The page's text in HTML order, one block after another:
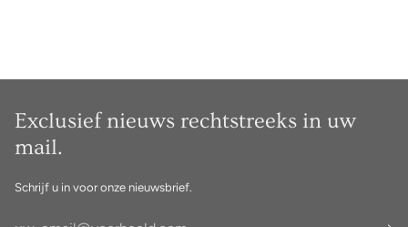
Exclusief nieuws rechtstreeks in uw
mail.
Schrijf u in voor onze nieuwsbrief.